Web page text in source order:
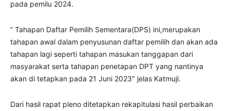
pada pemilu 2024.
” Tahapan Daftar Pemilih Sementara(DPS) ini,merupakan
tahapan awal dalam penyusunan daftar pemilih dan akan ada
tahapan lagi seperti tahapan masukan tanggapan dari
masyarakat serta tahapan penetapan DPT yang nantinya
akan di tetapkan pada 21 Juni 2023″ jelas Katmuji.
Dari hasil rapat pleno ditetapkan rekapitulasi hasil perbaikan